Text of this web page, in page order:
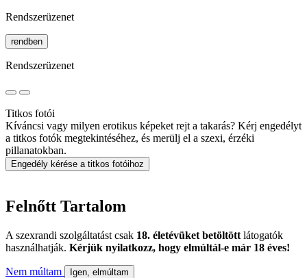
Rendszerüzenet
rendben
Rendszerüzenet
Titkos fotói
Kíváncsi vagy milyen erotikus képeket rejt a takarás? Kérj engedélyt
a titkos fotók megtekintéséhez, és merülj el a szexi, érzéki
pillanatokban.
Engedély kérése a titkos fotóihoz
Felnőtt Tartalom
A szexrandi szolgáltatást csak 18. életévüket betöltött látogatók
használhatják. Kérjük nyilatkozz, hogy elmúltál-e már 18 éves!
Nem múltam Igen, elmúltam